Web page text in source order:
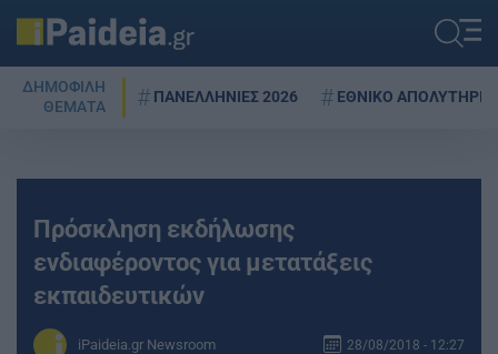
ΔΗΜΟΦΙΛΗ
ΘΕΜΑΤΑ
ΠΑΝΕΛΛΗΝΙΕΣ 2026 ΕΘΝΙΚΟ ΑΠΟΛΥΤΗΡΙΟ
Πρόσκληση εκδήλωσης
ενδιαφέροντος για μετατάξεις
εκπαιδευτικών
iPaideia.gr Newsroom 28/08/2018 - 12:27